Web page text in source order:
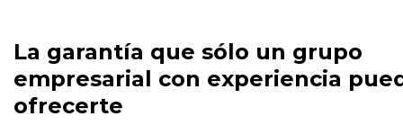
La garantía que sólo un grupo
empresarial con experiencia
ofrecerte